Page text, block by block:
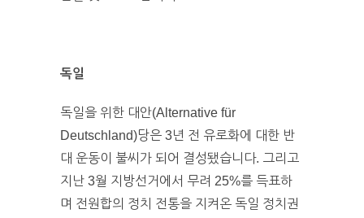
독일
독일을 위한 대안(Alternative für
Deutschland)당은 3년 전 유로화에 대한 반
대 운동이 불씨가 되어 결성됐습니다. 그리고
지난 3월 지방선거에서 무려 25%를 득표하
며 전원합의 정치 전통을 지켜온 독일 정치권